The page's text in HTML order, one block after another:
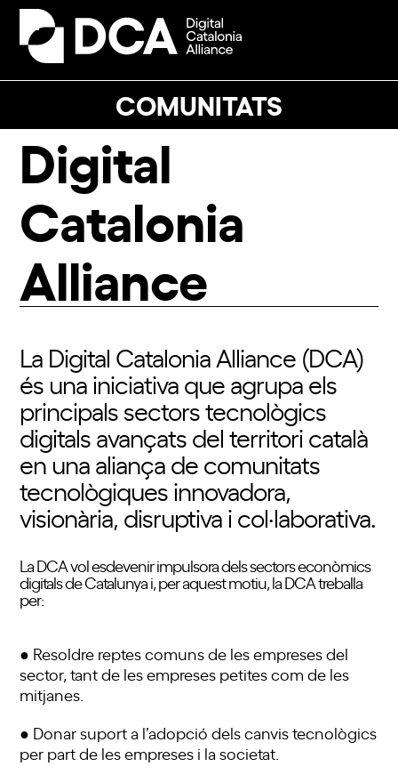
Skip
content
COMUNITATS
Open
mobile
Close
mobile
Digital
Catalonia
Alliance
La Digital Catalonia Alliance (DCA)
és una iniciativa que agrupa els
principals sectors tecnològics
digitals avançats del territori català
en una aliança de comunitats
tecnològiques innovadora,
visionària, disruptiva i col·laborativa.
La DCA vol esdevenir impulsora dels sectors econòmics
digitals de Catalunya i, per aquest motiu, la DCA treballa
per:
● Resoldre reptes comuns de les empreses del
sector, tant de les empreses petites com de les
mitjanes.
● Donar suport a l’adopció dels canvis tecnològics
per part de les empreses i la societat.